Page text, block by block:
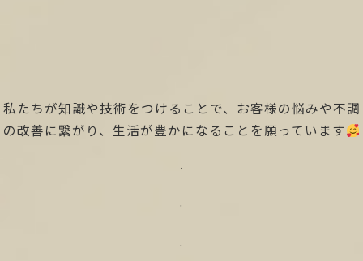
私たちが知識や技術をつけることで、お客様の悩みや不調
の改善に繋がり、生活が豊かになることを願っています
.
.
.